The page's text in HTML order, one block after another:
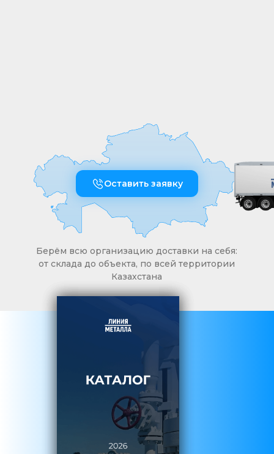
Берём всю организацию доставки на себя:
от склада до объекта, по всей территории
Казахстана
Оставить заявку